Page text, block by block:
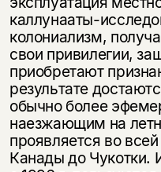
каллунааты-
колониализм,
свои привилегии,
приобретают
результате
обычно более
наезжающим на
проявляется во
Канады до Чукотки.